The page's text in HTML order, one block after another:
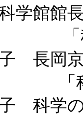
学館館
科学
長岡京
科学
科学の